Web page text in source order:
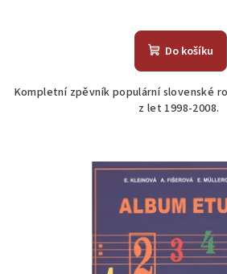
Do košíku
Kompletní zpěvník populární slovenské
z let 1998-2008.